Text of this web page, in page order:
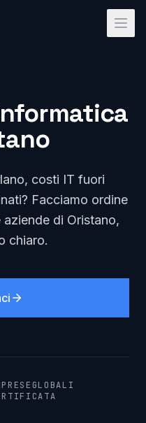
costi IT fuori
Facciamo ordine
di Oristano,
chiaro.
GLOBALI